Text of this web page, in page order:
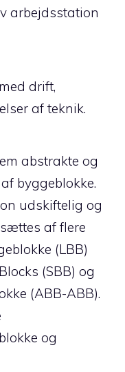
arbejdsstation
drift,
af teknik.
abstrakte og
byggeblokke.
udskiftelig og
af flere
(LBB)
(SBB) og
(ABB-ABB).
og